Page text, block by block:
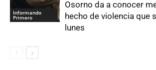
Informando
Primero
Osorno da a conocer
hecho de violencia que
lunes